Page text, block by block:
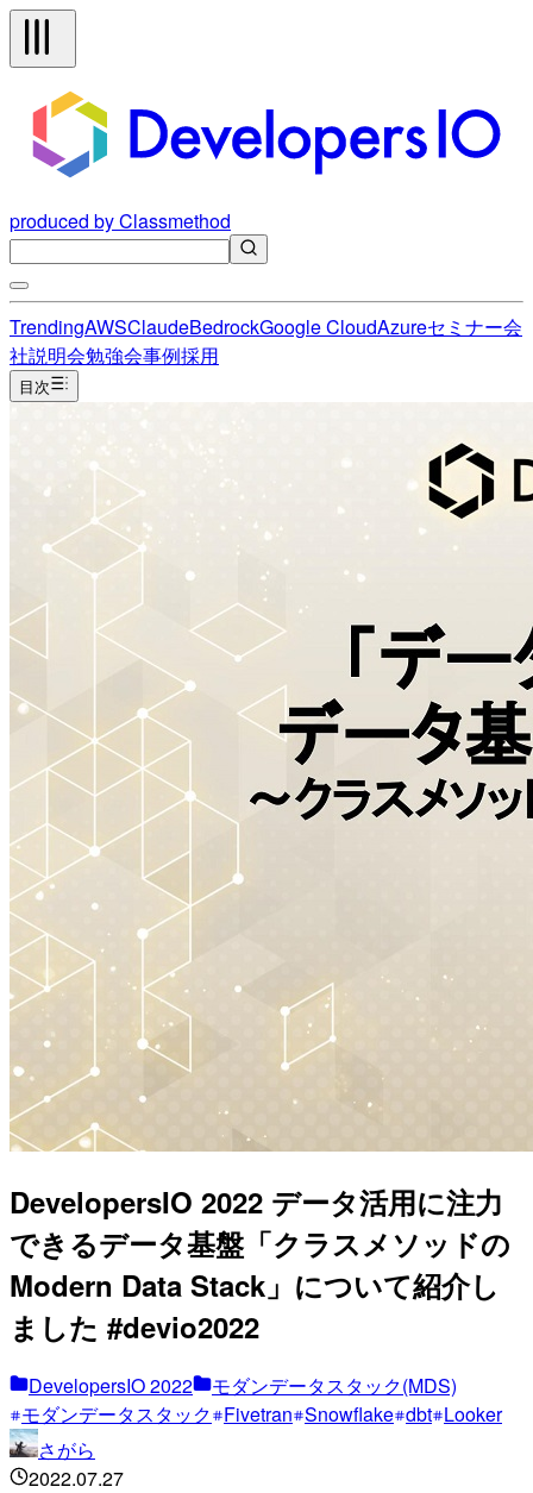
produced by Classmethod
TrendingAWSClaudeBedrockGoogle CloudAzureセミナー会
社説明会勉強会事例採用
目次
DevelopersIO 2022 データ活用に注力
できるデータ基盤「クラスメソッドの
Modern Data Stack」について紹介し
ました #devio2022
DevelopersIO 2022
モダンデータスタック(MDS)
モダンデータスタック Fivetran Snowflake dbt Looker
さがら
2022.07.27